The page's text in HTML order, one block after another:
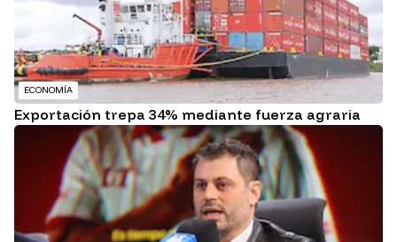
ECONOMÍA
Exportación trepa 34% mediante fuerza agraria